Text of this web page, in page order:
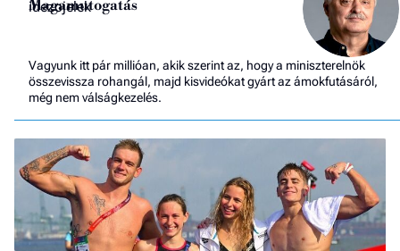
Magamutogatás
Vagyunk itt pár millióan, akik szerint az, hogy a miniszterelnök
összevissza rohangál, majd kisvideókat gyárt az ámokfutásáról,
még nem válságkezelés.